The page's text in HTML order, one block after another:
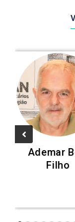
Ademar
Filho